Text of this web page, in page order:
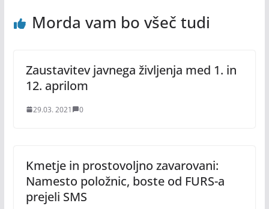
Morda vam bo všeč tudi
Zaustavitev javnega življenja med 1. in
12. aprilom
29.03. 2021 0
Kmetje in prostovoljno zavarovani:
Namesto položnic, boste od FURS-a
prejeli SMS